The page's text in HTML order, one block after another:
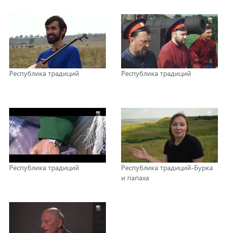
Республика традиций Республика традиций
Республика традиций
Республика традиций-Бурка
и папаха